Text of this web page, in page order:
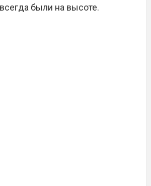
были на высоте.